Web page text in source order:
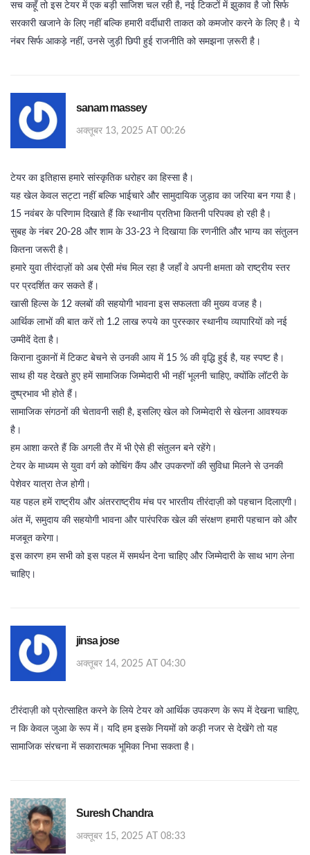
सच कहूँ तो इस टेयर में एक बड़ी साजिश चल रही है, नई टिकटों में झुकाव है जो सिर्फ
सरकारी खजाने के लिए नहीं बल्कि हमारी वर्दीधारी ताकत को कमजोर करने के लिए है। ये
नंबर सिर्फ आकड़े नहीं, उनसे जुड़ी छिपी हुई राजनीति को समझना ज़रूरी है।
sanam massey
अक्तूबर 13, 2025 AT 00:26
टेयर का इतिहास हमारे सांस्कृतिक धरोहर का हिस्सा है।
यह खेल केवल सट्टा नहीं बल्कि भाईचारे और सामुदायिक जुड़ाव का जरिया बन गया है।
15 नवंबर के परिणाम दिखाते हैं कि स्थानीय प्रतिभा कितनी परिपक्व हो रही है।
सुबह के नंबर 20‑28 और शाम के 33‑23 ने दिखाया कि रणनीति और भाग्य का संतुलन
कितना जरूरी है।
हमारे युवा तीरंदाज़ों को अब ऐसी मंच मिल रहा है जहाँ वे अपनी क्षमता को राष्ट्रीय स्तर
पर प्रदर्शित कर सकते हैं।
खासी हिल्स के 12 क्लबों की सहयोगी भावना इस सफलता की मुख्य वजह है।
आर्थिक लाभों की बात करें तो 1.2 लाख रुपये का पुरस्कार स्थानीय व्यापारियों को नई
उम्मीदें देता है।
किराना दुकानों में टिकट बेचने से उनकी आय में 15 % की वृद्धि हुई है, यह स्पष्ट है।
साथ ही यह देखते हुए हमें सामाजिक जिम्मेदारी भी नहीं भूलनी चाहिए, क्योंकि लॉटरी के
दुष्प्रभाव भी होते हैं।
सामाजिक संगठनों की चेतावनी सही है, इसलिए खेल को जिम्मेदारी से खेलना आवश्यक
है।
हम आशा करते हैं कि अगली तैर में भी ऐसे ही संतुलन बने रहेंगे।
टेयर के माध्यम से युवा वर्ग को कोचिंग कैंप और उपकरणों की सुविधा मिलने से उनकी
पेशेवर यात्रा तेज होगी।
यह पहल हमें राष्ट्रीय और अंतरराष्ट्रीय मंच पर भारतीय तीरंदाज़ी को पहचान दिलाएगी।
अंत में, समुदाय की सहयोगी भावना और पारंपरिक खेल की संरक्षण हमारी पहचान को और
मजबूत करेगा।
इस कारण हम सभी को इस पहल में समर्थन देना चाहिए और जिम्मेदारी के साथ भाग लेना
चाहिए।
jinsa jose
अक्तूबर 14, 2025 AT 04:30
टीरंदाज़ी को प्रोत्साहित करने के लिये टेयर को आर्थिक उपकरण के रूप में देखना चाहिए,
न कि केवल जुआ के रूप में। यदि हम इसके नियमों को कड़ी नजर से देखेंगे तो यह
सामाजिक संरचना में सकारात्मक भूमिका निभा सकता है।
Suresh Chandra
अक्तूबर 15, 2025 AT 08:33